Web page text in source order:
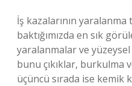
İş kazalarının yaralanma
baktığımızda en sık
yaralanmalar ve
bunu çıkıklar, burkulma
üçüncü sırada ise kemik